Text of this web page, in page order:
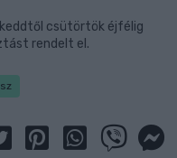
csütörtök éjfélig
rendelt el.